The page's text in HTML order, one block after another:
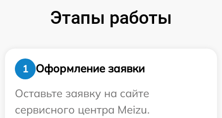
Этапы работы
1
Оформление заявки
Оставьте заявку на сайте
сервисного центра Meizu.